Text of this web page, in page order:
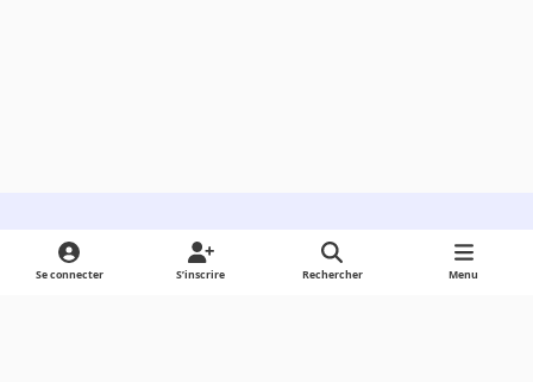
Light ModeDark ModeSystem Preference
Se connecter S’inscrire Rechercher Menu